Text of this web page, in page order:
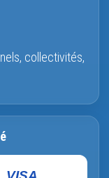
collectivités,